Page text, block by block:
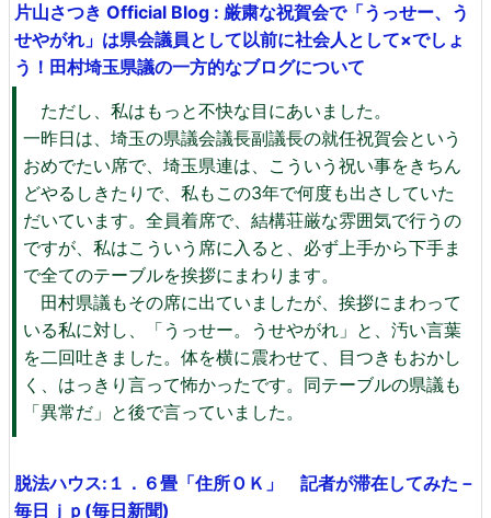
片山さつき Official Blog : 厳粛な祝賀会で「うっせー、う
せやがれ」は県会議員として以前に社会人として×でしょ
う！田村埼玉県議の一方的なブログについて
ただし、私はもっと不快な目にあいました。
一昨日は、埼玉の県議会議長副議長の就任祝賀会という
おめでたい席で、埼玉県連は、こういう祝い事をきちん
どやるしきたりで、私もこの3年で何度も出さしていた
だいています。全員着席で、結構荘厳な雰囲気で行うの
ですが、私はこういう席に入ると、必ず上手から下手ま
で全てのテーブルを挨拶にまわります。
田村県議もその席に出ていましたが、挨拶にまわって
いる私に対し、「うっせー。うせやがれ」と、汚い言葉
を二回吐きました。体を横に震わせて、目つきもおかし
く、はっきり言って怖かったです。同テーブルの県議も
「異常だ」と後で言っていました。
脱法ハウス:１．６畳「住所ＯＫ」 記者が滞在してみた－
毎日ｊｐ(毎日新聞)